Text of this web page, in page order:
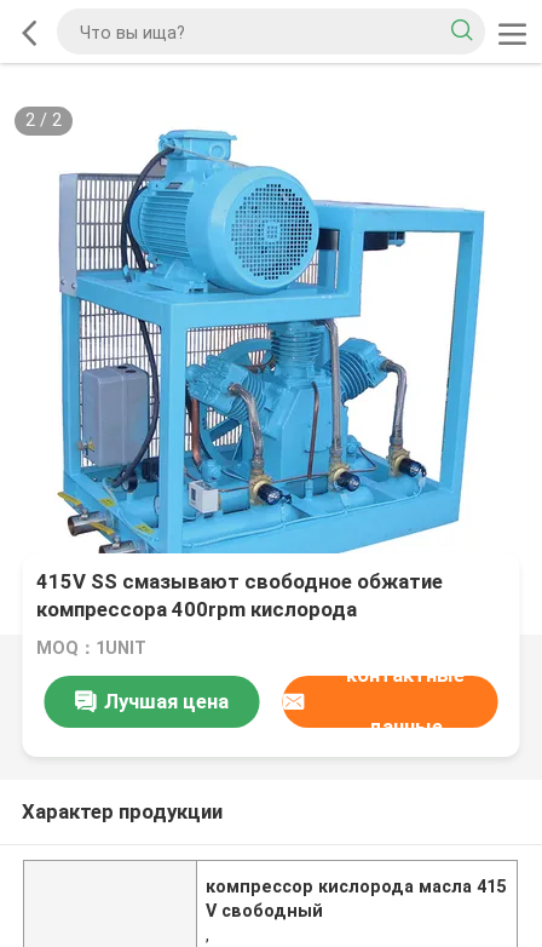
2/ 2
415V SS смазывают свободное обжатие
компрессора 400rpm кислорода
четырехкаскадное
MOQ：1UNIT
Лучшая цена
контактные
данные
Характер продукции
компрессор кислорода масла 415
V свободный
,